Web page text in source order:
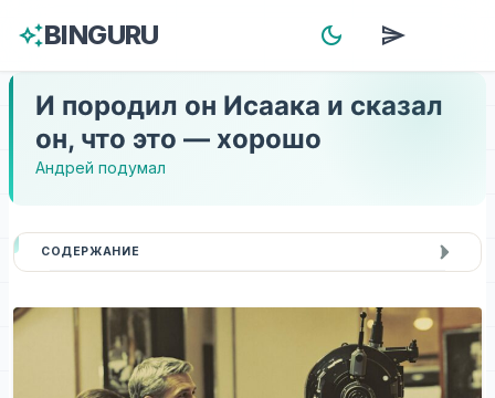
auto_awesomeBINGURU dark_mode send
И породил он Исаака и сказал
он, что это — хорошо
Андрей подумал
СОДЕРЖАНИЕ